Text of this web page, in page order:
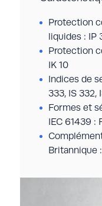
Protection
liquides : IP
Protection
IK 10
Indices de
333, IS 332,
Formes et
IEC 61439 :
Britannique